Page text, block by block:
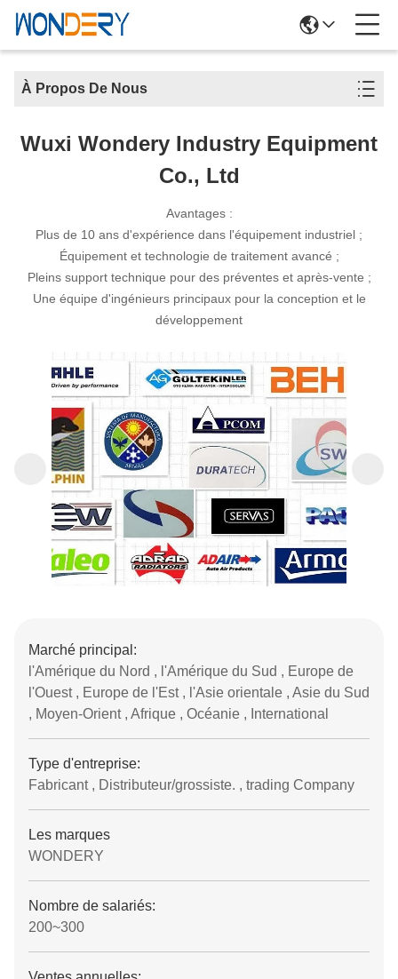
À Propos De Nous
Wuxi Wondery Industry Equipment
Co., Ltd
Avantages :
Plus de 10 ans d'expérience dans l'équipement industriel ;
Équipement et technologie de traitement avancé ;
Pleins support technique pour des préventes et après-vente ;
Une équipe d'ingénieurs principaux pour la conception et le
développement
Marché principal:
l'Amérique du Nord , l'Amérique du Sud , Europe de
l'Ouest , Europe de l'Est , l'Asie orientale , Asie du Sud
, Moyen-Orient , Afrique , Océanie , International
Type d'entreprise:
Fabricant , Distributeur/grossiste. , trading Company
Les marques
WONDERY
Nombre de salariés:
200~300